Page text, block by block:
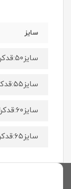
سایز
سایز۵۰:قدکراپ۴۳عرض۳۹قدشلوار۷۵
سایز۵۵:قدکراپ۴۹عرض۴۳قدشلوار۸۲
سایز۶۰:قدکراپ۵۴عرض۴۶قدشلوار۹۰
سایز۶۵:قدکراپ۶۰عرض۴۹قدشلوار۹۸